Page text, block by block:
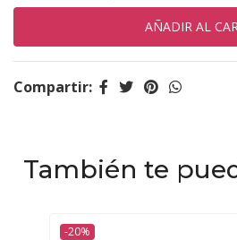
Compartir:
También te
-20%